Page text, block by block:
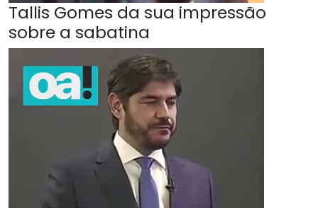
Tallis Gomes da sua impressão
sobre a sabatina